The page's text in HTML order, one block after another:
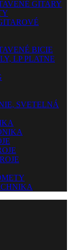
GITARY
BICIE
LP PLATNE
SVETELNÁ